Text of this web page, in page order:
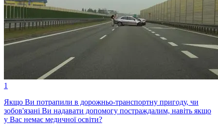
1
Якщо Ви потрапили в дорожньо-транспортну пригоду, чи
зобов'язані Ви надавати допомогу постраждалим, навіть якщо
у Вас немає медичної освіти?